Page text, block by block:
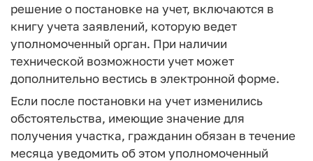
решение о постановке на учет, включаются в
книгу учета заявлений, которую ведет
уполномоченный орган. При наличии
технической возможности учет может
дополнительно вестись в электронной форме.
Если после постановки на учет изменились
обстоятельства, имеющие значение для
получения участка, гражданин обязан в течение
месяца уведомить об этом уполномоченный